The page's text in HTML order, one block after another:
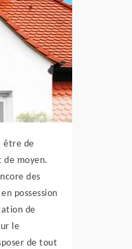
être de
de moyen.
des
possession
de
le
de tout